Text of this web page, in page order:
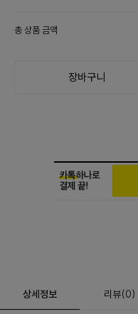
총 상품 금액
장바구니
상세정보 리뷰(0)